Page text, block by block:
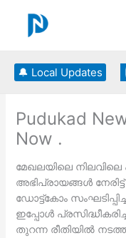
content
🔔 Local Updates
Pudukad
Now .
മേഖലയിലെ
അഭിപ്രായങ്ങള്‍
ഡോട്ട്കോം
ഇപ്പോള്‍
തുറന്ന രീതിയില്‍